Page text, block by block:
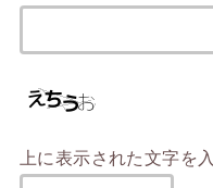
上に表示された文字を